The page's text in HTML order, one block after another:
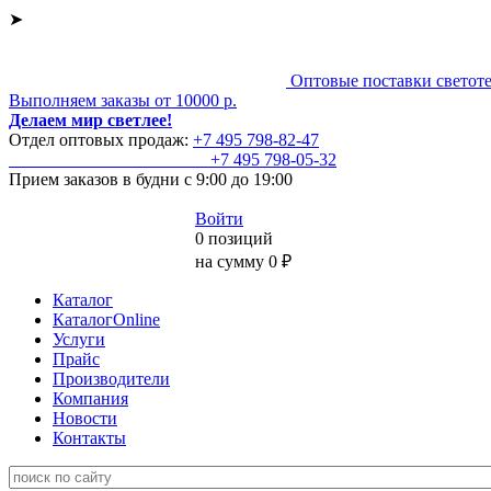
➤
Оптовые поставки
Выполняем заказы от 10000 р.
Делаем мир светлее!
Отдел оптовых продаж: +7 495 798-82-47
+7 495 798-05-32
Прием заказов в будни с 9:00 до 19:00
Войти
0 позиций
на сумму 0 ₽
Каталог
КаталогOnline
Услуги
Прайс
Производители
Компания
Новости
Контакты